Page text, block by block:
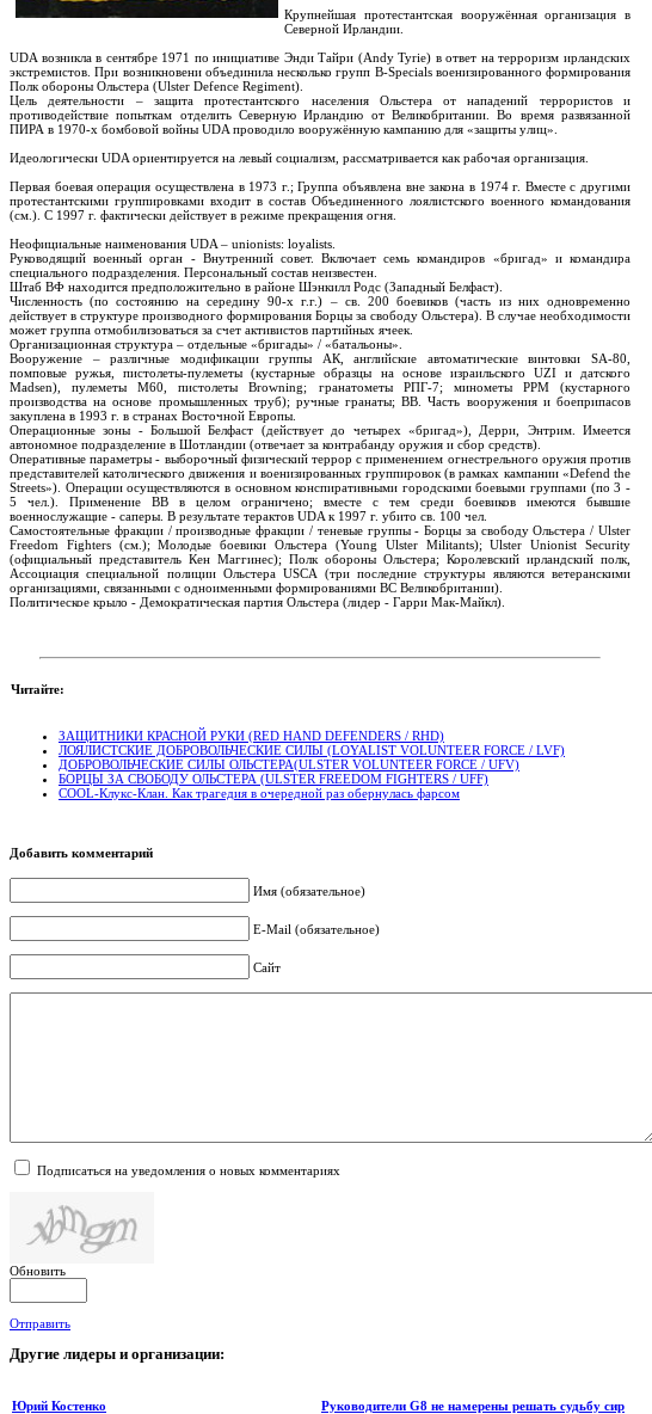
Крупнейшая протестантская вооружённая организация в
Северной Ирландии.
UDA возникла в сентябре 1971 по инициативе Энди Тайри (Andy Tyrie) в ответ на терроризм ирландских
экстремистов. При возникновени объединила несколько групп B-Specials военизированного формирования
Полк обороны Ольстера (Ulster Defence Regiment).
Цель деятельности – защита протестантского населения Ольстера от нападений террористов и
противодействие попыткам отделить Северную Ирландию от Великобритании. Во время развязанной
ПИРА в 1970-х бомбовой войны UDA проводило вооружённую кампанию для «защиты улиц».
Идеологически UDA ориентируется на левый социализм, рассматривается как рабочая организация.
Первая боевая операция осуществлена в 1973 г.; Группа объявлена вне закона в 1974 г. Вместе с другими
протестантскими группировками входит в состав Объединенного лоялистского военного командования
(см.). С 1997 г. фактически действует в режиме прекращения огня.
Неофициальные наименования UDA – unionists: loyalists.
Руководящий военный орган - Внутренний совет. Включает семь командиров «бригад» и командира
специального подразделения. Персональный состав неизвестен.
Штаб ВФ находится предположительно в районе Шэнкилл Родс (Западный Белфаст).
Численность (по состоянию на середину 90-х г.г.) – св. 200 боевиков (часть из них одновременно
действует в структуре производного формирования Борцы за свободу Ольстера). В случае необходимости
может группа отмобилизоваться за счет активистов партийных ячеек.
Организационная структура – отдельные «бригады» / «батальоны».
Вооружение – различные модификации группы АК, английские автоматические винтовки SА-80,
помповые ружья, пистолеты-пулеметы (кустарные образцы на основе израильского UZI и датского
Madsen), пулеметы М60, пистолеты Browning; гранатометы РПГ-7; минометы РРМ (кустарного
производства на основе промышленных труб); ручные гранаты; ВВ. Часть вооружения и боеприпасов
закуплена в 1993 г. в странах Восточной Европы.
Операционные зоны - Большой Белфаст (действует до четырех «бригад»), Дерри, Энтрим. Имеется
автономное подразделение в Шотландии (отвечает за контрабанду оружия и сбор средств).
Оперативные параметры - выборочный физический террор с применением огнестрельного оружия против
представителей католического движения и военизированных группировок (в рамках кампании «Defend the
Streets»). Операции осуществляются в основном конспиративными городскими боевыми группами (по 3 -
5 чел.). Применение ВВ в целом ограничено; вместе с тем среди боевиков имеются бывшие
военнослужащие - саперы. В результате терактов UDA к 1997 г. убито св. 100 чел.
Самостоятельные фракции / производные фракции / теневые группы - Борцы за свободу Ольстера / Ulster
Freedom Fighters (см.); Молодые боевики Ольстера (Young Ulster Militants); Ulster Unionist Security
(официальный представитель Кен Маггинес); Полк обороны Ольстера; Королевский ирландский полк,
Ассоциация специальной полиции Ольстера USCA (три последние структуры являются ветеранскими
организациями, связанными с одноименными формированиями ВС Великобритании).
Политическое крыло - Демократическая партия Ольстера (лидер - Гарри Мак-Майкл).
Читайте:
ЗАЩИТНИКИ КРАСНОЙ РУКИ (RED HAND DEFENDERS / RHD)
ЛОЯЛИСТСКИЕ ДОБРОВОЛЬЧЕСКИЕ СИЛЫ (LOYALIST VOLUNTEER FORCE / LVF)
ДОБРОВОЛЬЧЕСКИЕ СИЛЫ ОЛЬСТЕРА(ULSTER VOLUNTEER FORCE / UFV)
БОРЦЫ ЗА СВОБОДУ ОЛЬСТЕРА (ULSTER FREEDOM FIGHTERS / UFF)
COOL-Клукс-Клан. Как трагедия в очередной раз обернулась фарсом
Добавить комментарий
Имя (обязательное)
E-Mail (обязательное)
Сайт
Подписаться на уведомления о новых комментариях
Обновить
Отправить
Другие лидеры и организации:
Юрий Костенко Руководители G8 не намерены решать судьбу сир